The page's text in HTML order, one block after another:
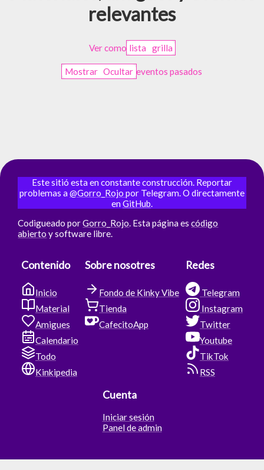
relevantes
Ver como lista grilla
Mostrar Ocultar eventos pasados
Este sitió esta en constante construcción. Reportar
problemas a@Gorro_Rojo por Telegram. O directamente
enGitHub.
Codigueado porGorro_Rojo. Esta página escódigo
abierto y software libre.
Contenido
Inicio
Material
Amigues
Calendario
Todo
Kinkipedia
Sobre nosotres
Fondo de Kinky Vibe
Tienda
CafecitoApp
Redes
Telegram
Instagram
Twitter
Youtube
TikTok
RSS
Cuenta
Iniciar sesión
Panel de admin